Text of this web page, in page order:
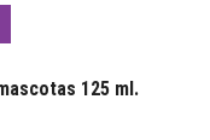
125 ml.